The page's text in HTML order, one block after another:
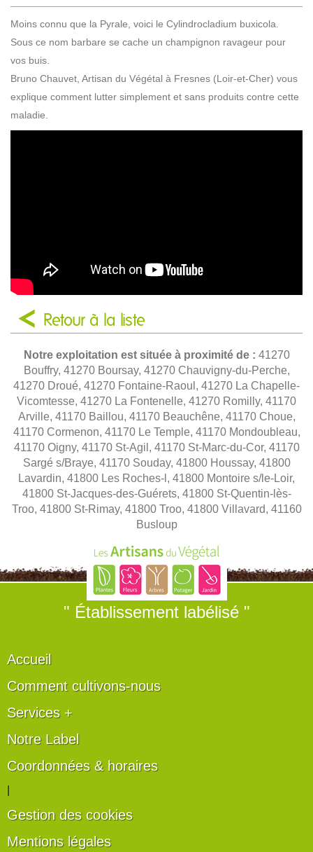
Moins connu que la Pyrale, voici le Cylindrocladium buxicola.
Sous ce nom barbare se cache un champignon ravageur pour
vos buis.
Bruno Chauvet, Artisan du Végétal à Fresnes (Loir-et-Cher) vous
explique comment lutter simplement et sans produits contre cette
maladie.
Retour à la liste
Notre exploitation est située à proximité de : 41270
Bouffry, 41270 Boursay, 41270 Chauvigny-du-Perche,
41270 Droué, 41270 Fontaine-Raoul, 41270 La Chapelle-
Vicomtesse, 41270 La Fontenelle, 41270 Romilly, 41170
Arville, 41170 Baillou, 41170 Beauchêne, 41170 Choue,
41170 Cormenon, 41170 Le Temple, 41170 Mondoubleau,
41170 Oigny, 41170 St-Agil, 41170 St-Marc-du-Cor, 41170
Sargé s/Braye, 41170 Souday, 41800 Houssay, 41800
Lavardin, 41800 Les Roches-l, 41800 Montoire s/le-Loir,
41800 St-Jacques-des-Guérets, 41800 St-Quentin-lès-
Troo, 41800 St-Rimay, 41800 Troo, 41800 Villavard, 41160
Busloup
" Établissement labélisé "
Accueil
Comment cultivons-nous
Services +
Notre Label
Coordonnées & horaires
Gestion des cookies
Mentions légales